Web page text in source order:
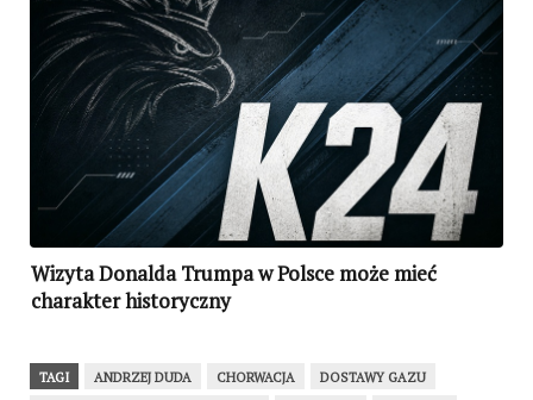
Wizyta Donalda Trumpa w Polsce może mieć
charakter historyczny
TAGI ANDRZEJ DUDA CHORWACJA
DOSTAWY GAZU